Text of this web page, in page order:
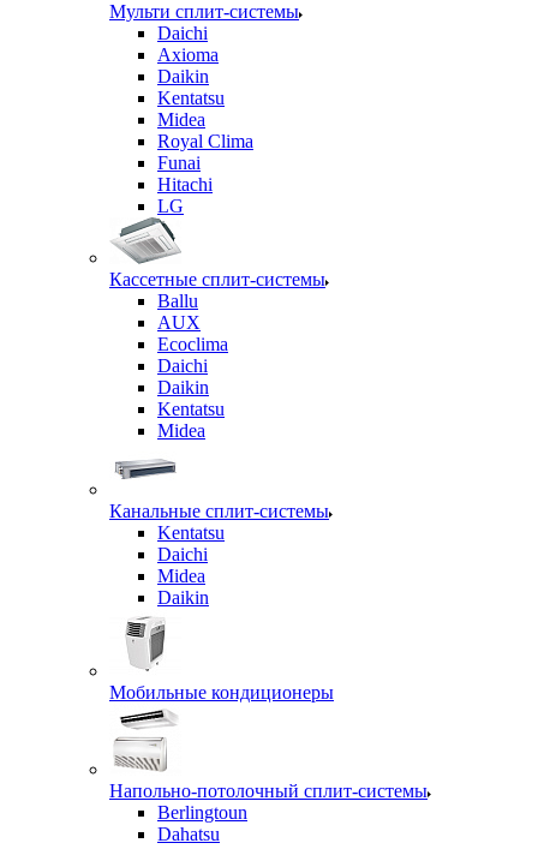
Мульти сплит-системы
Daichi
Axioma
Daikin
Kentatsu
Midea
Royal Clima
Funai
Hitachi
LG
Кассетные сплит-системы
Ballu
AUX
Ecoclima
Daichi
Daikin
Kentatsu
Midea
Канальные сплит-системы
Kentatsu
Daichi
Midea
Daikin
Мобильные кондиционеры
Напольно-потолочный сплит-системы
Berlingtoun
Dahatsu